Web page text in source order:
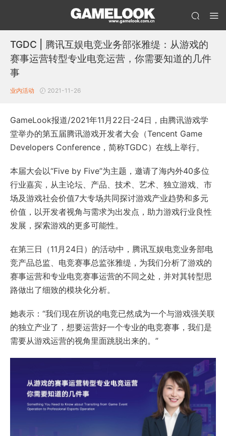
TGDC | 腾讯互娱电竞业务部张雅缇：从游戏的
赛事运营转型专业电竞运营，你需要知道的几件
事
业内活动 2021-11-26
GameLook报道/2021年11月22日-24日，由腾讯游戏学
堂举办的第五届腾讯游戏开发者大会（Tencent Game
Developers Conference，简称TGDC）在线上举行。
本届大会以“Five by Five”为主题，邀请了海内外40多位
行业嘉宾，从主论坛、产品、技术、艺术、独立游戏、市
场及游戏社会价值7大专场共同探讨游戏产业趋势和多元
价值，以开发者视角与需求为出发点，助力游戏行业良性
发展，探索游戏的更多可能性。
在第三日（11月24日）的活动中，腾讯互娱电竞业务部电
竞产品总监、电竞赛事总监张雅缇，为我们分析了游戏的
赛事运营和专业电竞赛事运营的不同之处，并对其转型思
路做出了细致的模块化分析。
她表示：“我们现在所说的电竞已然成为一个与游戏强关联
的独立产业了，想要运营好一个专业的电竞赛事，我们是
需要从游戏运营的视角里面跳脱出来的。”